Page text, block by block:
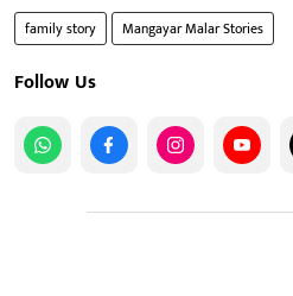
family story Mangayar Malar Stories
Follow Us